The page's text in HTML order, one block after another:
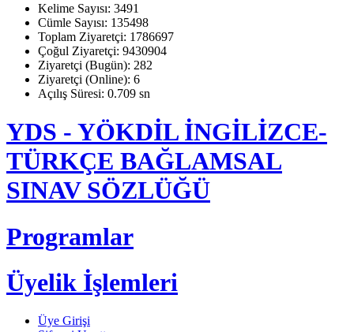
Kelime Sayısı: 3491
Cümle Sayısı: 135498
Toplam Ziyaretçi: 1786697
Çoğul Ziyaretçi: 9430904
Ziyaretçi (Bugün): 282
Ziyaretçi (Online): 6
Açılış Süresi: 0.709 sn
YDS - YÖKDİL İNGİLİZCE-
TÜRKÇE BAĞLAMSAL
SINAV SÖZLÜĞÜ
Programlar
Üyelik İşlemleri
Üye Girişi